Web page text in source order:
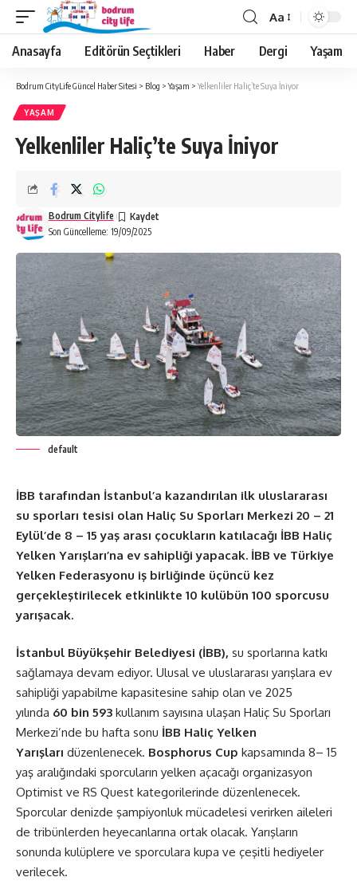
Aa
Anasayfa Editörün Seçtikleri Haber Dergi Yaşam
Bodrum CityLife Güncel Haber Sitesi > Blog >Yaşam >Yelkenliler Haliç’te Suya İniyor
YAŞAM
Yelkenliler Haliç’te Suya İniyor
Son Güncelleme: 19/09/2025
Bodrum Citylife
default
İBB tarafından İstanbul’a kazandırılan ilk uluslararası
su sporları tesisi olan Haliç Su Sporları Merkezi 20 – 21
Eylül’de 8 – 15 yaş arası çocukların katılacağı İBB Haliç
Yelken Yarışları’na ev sahipliği yapacak. İBB ve Türkiye
Yelken Federasyonu iş birliğinde üçüncü kez
gerçekleştirilecek etkinlikte 10 kulübün 100 sporcusu
yarışacak.
İstanbul Büyükşehir Belediyesi (İBB), su sporlarına katkı
sağlamaya devam ediyor. Ulusal ve uluslararası yarışlara ev
sahipliği yapabilme kapasitesine sahip olan ve 2025
yılında 60 bin 593 kullanım sayısına ulaşan Haliç Su Sporları
Merkezi’nde bu hafta sonu İBB Haliç Yelken
Yarışları düzenlenecek. Bosphorus Cup kapsamında 8– 15
yaş aralığındaki sporcuların yelken açacağı organizasyon
Optimist ve RS Quest kategorilerinde düzenlenecek.
Sporcular denizde şampiyonluk mücadelesi verirken aileleri
de tribünlerden heyecanlarına ortak olacak. Yarışların
sonunda kulüplere ve sporculara kupa ve çeşitli hediyeler
verilecek.